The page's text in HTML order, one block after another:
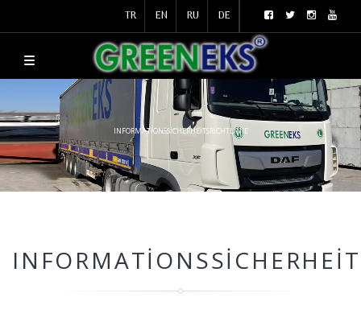
TR EN RU DE
INFORMATIONSSICHERHEITSRICHTLINIE